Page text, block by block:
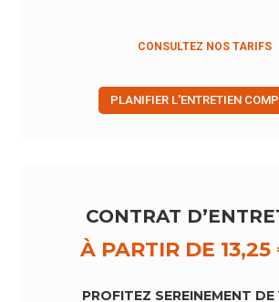
CONSULTEZ NOS TARIFS
PLANIFIER L'ENTRETIEN
CONTRAT
À PARTIR DE 13,25
PROFITEZ SEREINEMENT